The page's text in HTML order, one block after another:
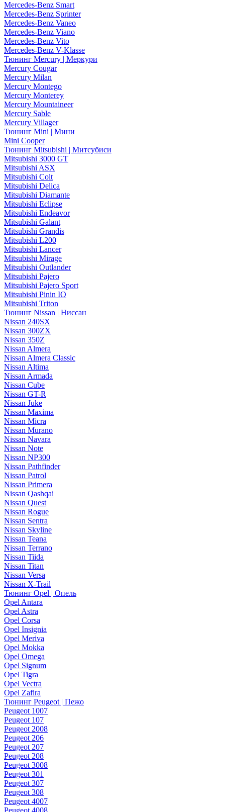
Mercedes-Benz Smart
Mercedes-Benz Sprinter
Mercedes-Benz Vaneo
Mercedes-Benz Viano
Mercedes-Benz Vito
Mercedes-Benz V-Klasse
Тюнинг Mercury | Меркури
Mercury Cougar
Mercury Milan
Mercury Montego
Mercury Monterey
Mercury Mountaineer
Mercury Sable
Mercury Villager
Тюнинг Mini | Мини
Mini Cooper
Тюнинг Mitsubishi | Митсубиси
Mitsubishi 3000 GT
Mitsubishi ASX
Mitsubishi Colt
Mitsubishi Delica
Mitsubishi Diamante
Mitsubishi Eclipse
Mitsubishi Endeavor
Mitsubishi Galant
Mitsubishi Grandis
Mitsubishi L200
Mitsubishi Lancer
Mitsubishi Mirage
Mitsubishi Outlander
Mitsubishi Pajero
Mitsubishi Pajero Sport
Mitsubishi Pinin IO
Mitsubishi Triton
Тюнинг Nissan | Ниссан
Nissan 240SX
Nissan 300ZX
Nissan 350Z
Nissan Almera
Nissan Almera Classic
Nissan Altima
Nissan Armada
Nissan Cube
Nissan GT-R
Nissan Juke
Nissan Maxima
Nissan Micra
Nissan Murano
Nissan Navara
Nissan Note
Nissan NP300
Nissan Pathfinder
Nissan Patrol
Nissan Primera
Nissan Qashqai
Nissan Quest
Nissan Rogue
Nissan Sentra
Nissan Skyline
Nissan Teana
Nissan Terrano
Nissan Tiida
Nissan Titan
Nissan Versa
Nissan X-Trail
Тюнинг Opel | Опель
Opel Antara
Opel Astra
Opel Corsa
Opel Insignia
Opel Meriva
Opel Mokka
Opel Omega
Opel Signum
Opel Tigra
Opel Vectra
Opel Zafira
Тюнинг Peugeot | Пежо
Peugeot 1007
Peugeot 107
Peugeot 2008
Peugeot 206
Peugeot 207
Peugeot 208
Peugeot 3008
Peugeot 301
Peugeot 307
Peugeot 308
Peugeot 4007
Peugeot 4008